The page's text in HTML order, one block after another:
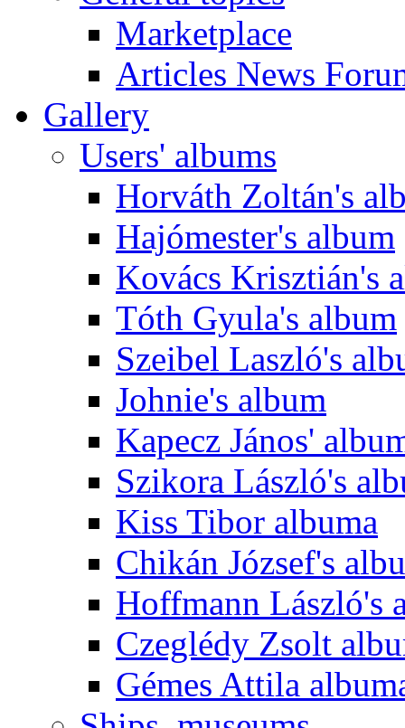
Marketplace
Articles News
Gallery
Users' albums
Horváth Zoltán's
Hajómester's album
Kovács Krisztián's
Tóth Gyula's album
Szeibel Laszló's
Johnie's album
Kapecz János'
Szikora László's
Kiss Tibor albuma
Chikán József's
Hoffmann László's
Czeglédy Zsolt
Gémes Attila